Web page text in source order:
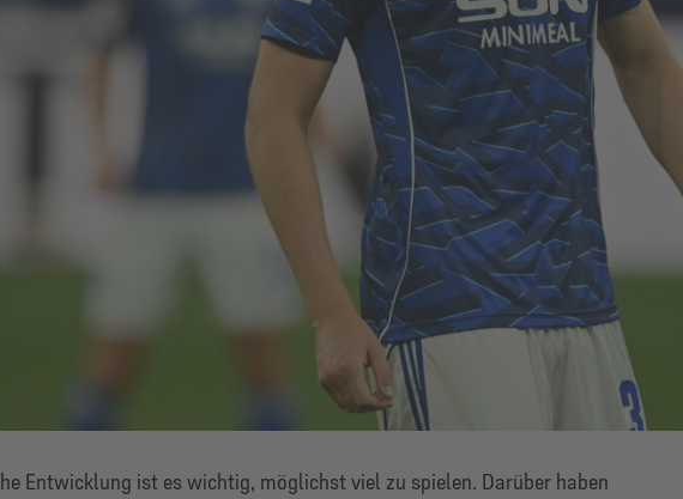
Entwicklung ist es wichtig, möglichst viel zu spielen. Darüber haben